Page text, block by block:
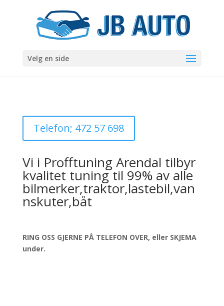
Velg en side
Telefon; 472 57 698
Vi i Profftuning Arendal tilbyr
kvalitet tuning til 99% av alle
bilmerker,traktor,lastebil,van
nskuter,båt
RING OSS GJERNE PÅ TELEFON OVER, eller SKJEMA
under.